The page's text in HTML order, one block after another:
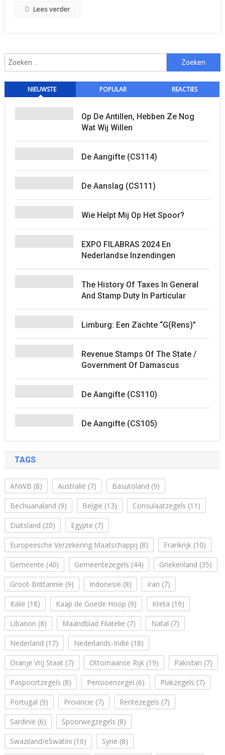
Lees verder
Zoeken
naar:
NIEUWSTE POPULAR REACTIES
Op De Antillen, Hebben Ze Nog
Wat Wij Willen
De Aangifte (CS114)
De Aanslag (CS111)
Wie Helpt Mij Op Het Spoor?
EXPO FILABRAS 2024 En
Nederlandse Inzendingen
The History Of Taxes In General
And Stamp Duty In Particular
Limburg: Een Zachte “G(rens)”
Revenue Stamps Of The State /
Government Of Damascus
De Aangifte (CS110)
De Aangifte (CS105)
TAGS
ANWB (8) Australië (7) Basutoland (9)
Bechuanaland (9) België (13) Consulaatzegels (11)
Duitsland (20) Egypte (7)
Europeesche Verzekering Maatschappij (8) Frankrijk(10)
Gemeente (40) Gemeentezegels (44) Griekenland (35)
Groot-Brittannië (9) Indonesië (8) Iran (7)
Italië (18) Kaap de Goede Hoop (9) Kreta (19)
Libanon (8) Maandblad Filatelie (7) Natal (7)
Nederland (17) Nederlands-Indië (18)
Oranje Vrij Staat (7) Ottomaanse Rijk(19) Pakistan (7)
Paspoortzegels (8) Pensioenzegel (6) Plakzegels (7)
Portugal (9) Provincie (7) Rentezegels (7)
Sardinië (6) Spoorwegzegels (8)
Swaziland/eSwatini (10) Syrië (8)